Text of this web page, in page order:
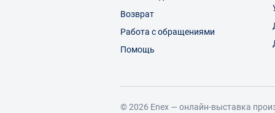
Возврат
Работа с обращениями
Помощь
© 2026 Enex — онлайн-выставка